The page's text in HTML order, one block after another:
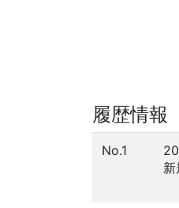
履歴情報
No.1
新